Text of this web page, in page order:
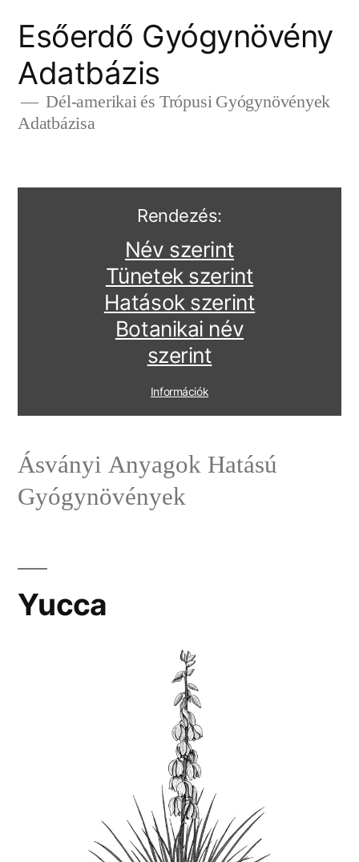
Esőerdő Gyógynövény
Adatbázis
Dél-amerikai és Trópusi Gyógynövények
Adatbázisa
Rendezés:
Név szerint
Tünetek szerint
Hatások szerint
Botanikai név
szerint
Információk
Ásványi Anyagok Hatású
Gyógynövények
Yucca